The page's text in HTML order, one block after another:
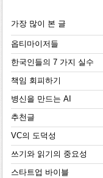
가장 많이 본 글
옵티마이저들
한국인들의 7 가지 실수
책임 회피하기
병신을 만드는 AI
추천글
VC의 도덕성
쓰기와 읽기의 중요성
스타트업 바이블